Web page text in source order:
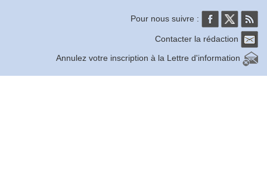
Pour nous suivre :
Contacter la rédaction
Annulez votre inscription à la Lettre d'information